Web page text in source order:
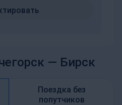
— Бирск
Поездка без
попутчиков